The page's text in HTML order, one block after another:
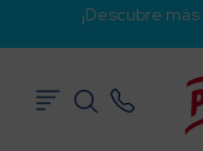
¡Descubre más